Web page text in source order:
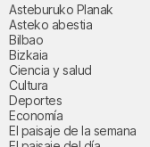
Asteburuko Planak
Asteko abestia
Bilbao
Bizkaia
Ciencia y salud
Cultura
Deportes
Economía
El paisaje de la semana